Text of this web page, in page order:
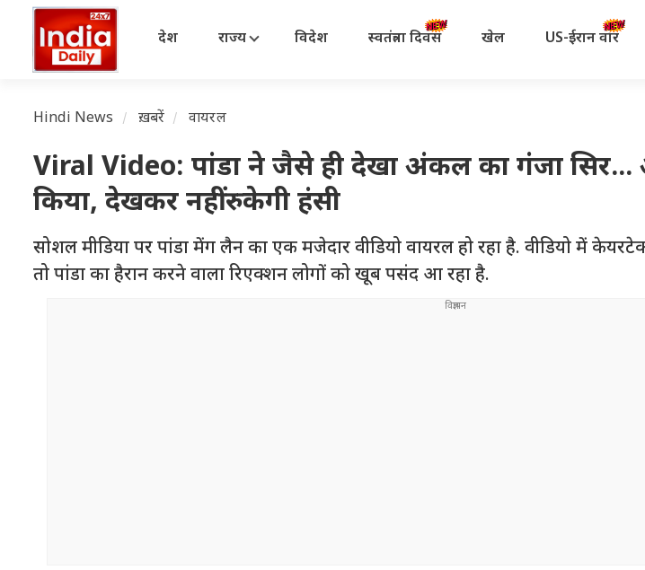
देश राज्य विदेश स्वतंत्रता दिवस खेल US-ईरान वॉर
Hindi News ख़बरें वायरल
Viral Video: पांडा ने जैसे ही देखा अंकल का गंजा
किया, देखकर नहीं रुकेगी हंसी
सोशल मीडिया पर पांडा मेंग लैन का एक मजेदार वीडियो वायरल हो रहा है. वीडियो में
तो पांडा का हैरान करने वाला रिएक्शन लोगों को खूब पसंद आ रहा है.